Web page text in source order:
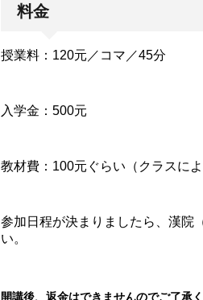
料金
授業料：120元／コマ／45分
入学金：500元
教材費：100元ぐらい（クラスに
参加日程が決まりましたら、漢院
い。
開講後、 返金はできませんのでご了承く